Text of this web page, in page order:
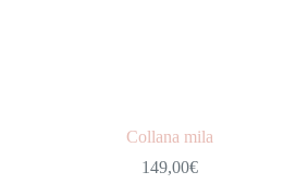
Collana mila
149,00€